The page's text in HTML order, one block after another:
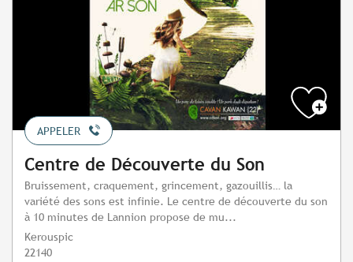
APPELER
Centre de Découverte du Son
Bruissement, craquement, grincement, gazouillis… la
variété des sons est infinie. Le centre de découverte du son
à 10 minutes de Lannion propose de mu...
Kerouspic
22140